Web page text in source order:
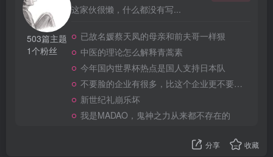
503篇主题
1个粉丝
这家伙很懒，什么都没有写...
已故名媛蔡天凤的母亲和前夫哥一样狠
中医的理论怎么解释青蒿素
今年国内世界杯热点是国人支持日本队
不要脸的企业有很多，比这个企业更不要脸的，应该就没有了
新世纪礼崩乐坏
我是MADAO，鬼神之力从来都不存在的
分享 收藏